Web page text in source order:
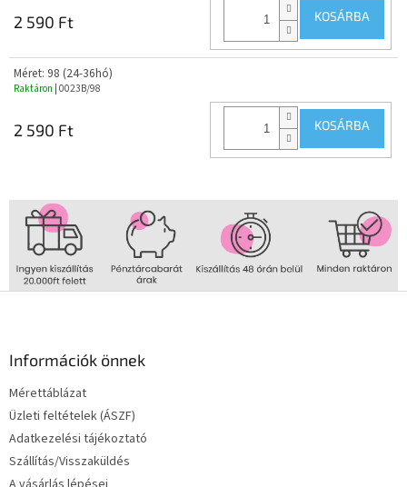
2 590 Ft KOSÁRBA
Méret: 98 (24-36hó)
Raktáron | 0023B/98
2 590 Ft KOSÁRBA
Információk önnek
Mérettáblázat
Üzleti feltételek (ÁSZF)
Adatkezelési tájékoztató
Szállítás/Visszaküldés